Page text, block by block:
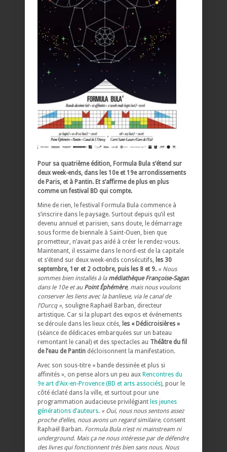
Pour sa quatrième édition, Formula Bula s’étend sur
deux week-ends, dans les 10e et 19e arrondissements
de Paris, et à Pantin. Et s’affirme de plus en plus
comme un festival BD qui compte.
Mine de rien, le festival Formula Bula commence à
s’inscrire dans le paysage. Surtout depuis qu’il est
devenu annuel et parisien, sans doute, le démarrage
sous forme de biennale à Saint-Ouen, bien que
prometteur, n’avait pas aidé à créer le rendez-vous.
Maintenant, il essaime dans le nord-est de la capitale
et s’étend sur deux week-ends consécutifs, les 30
septembre, 1er et 2 octobre, puis les 8 et 9. « Nous
sommes bien installés à la médiathèque Françoise-Sagan
dans le 10e et au Point Éphémère, mais nous voulons
conserver les liens avec la banlieue, via le canal de
l’Ourcq », souligne Raphaël Barban, directeur
artistique. Car si la plupart des expos et événements
se déroule dans les lieux cités, les « Dédicroisières »
(séance de dédicaces embarquées sur un bateau
remontant le canal) et des spectacles au Théâtre du fil
de l’eau de Pantin décloisonnent la manifestation.
Avec son sous-titre « bande dessinée et plus si
affinités », on pense alors un peu aux Rencontres du
9e art d’Aix-en-Provence (BD et arts associés), pour le
côté éclaté dans la ville, et surtout pour une
programmation audacieuse privilégiant les jeunes
générations d’auteurs. « Oui, nous nous sentons assez
proche d’elles, nous avons un regard similaire, consent
Raphaël Barban. Formula Bula n’est ni mainstream ni
underground. Mais ça ne nous intéresse par de défendre
des livres qui fonctionnent très bien sans nous. Nous